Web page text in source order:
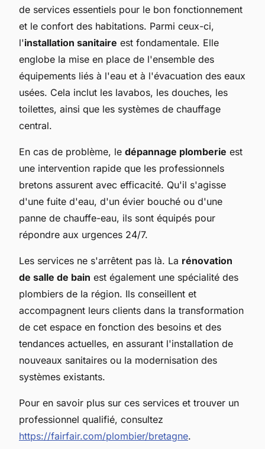
de services essentiels pour le bon fonctionnement
et le confort des habitations. Parmi ceux-ci,
l'installation sanitaire est fondamentale. Elle
englobe la mise en place de l'ensemble des
équipements liés à l'eau et à l'évacuation des eaux
usées. Cela inclut les lavabos, les douches, les
toilettes, ainsi que les systèmes de chauffage
central.
En cas de problème, le dépannage plomberie est
une intervention rapide que les professionnels
bretons assurent avec efficacité. Qu'il s'agisse
d'une fuite d'eau, d'un évier bouché ou d'une
panne de chauffe-eau, ils sont équipés pour
répondre aux urgences 24/7.
Les services ne s'arrêtent pas là. La rénovation
de salle de bain est également une spécialité des
plombiers de la région. Ils conseillent et
accompagnent leurs clients dans la transformation
de cet espace en fonction des besoins et des
tendances actuelles, en assurant l'installation de
nouveaux sanitaires ou la modernisation des
systèmes existants.
Pour en savoir plus sur ces services et trouver un
professionnel qualifié, consultez
https://fairfair.com/plombier/bretagne.